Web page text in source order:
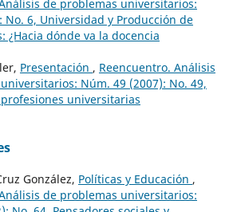
de problemas universitarios:
No. 6, Universidad y Producción de
¿Hacia dónde va la docencia
Presentación , Reencuentro. Análisis
Núm. 49 (2007): No. 49,
universitarias
González, Políticas y Educación ,
de problemas universitarios: